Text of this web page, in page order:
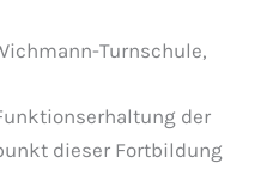
Turnschule,
der
dieser Fortbildung